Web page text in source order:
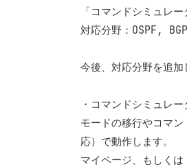
「コマンドシミュレ
対応分野：OSPF,
今後、対応分野を追加
・コマンドシミュレー
モードの移行やコマ
応）で動作します。
マイページ、もしく